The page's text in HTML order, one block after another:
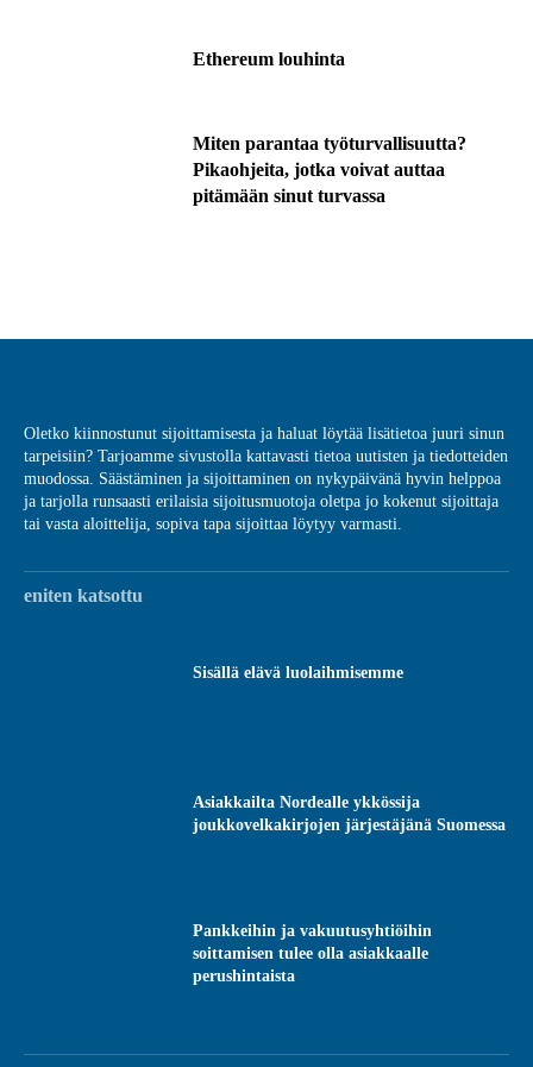
Ethereum louhinta
Miten parantaa työturvallisuutta?
Pikaohjeita, jotka voivat auttaa
pitämään sinut turvassa
Oletko kiinnostunut sijoittamisesta ja haluat löytää lisätietoa juuri sinun
tarpeisiin? Tarjoamme sivustolla kattavasti tietoa uutisten ja tiedotteiden
muodossa. Säästäminen ja sijoittaminen on nykypäivänä hyvin helppoa
ja tarjolla runsaasti erilaisia sijoitusmuotoja oletpa jo kokenut sijoittaja
tai vasta aloittelija, sopiva tapa sijoittaa löytyy varmasti.
eniten katsottu
Sisällä elävä luolaihmisemme
Asiakkailta Nordealle ykkössija
joukkovelkakirjojen järjestäjänä Suomessa
Pankkeihin ja vakuutusyhtiöihin
soittamisen tulee olla asiakkaalle
perushintaista